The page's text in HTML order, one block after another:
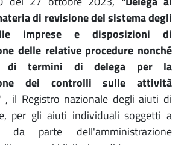
di revisione del sistema degli
imprese e disposizioni di
delle relative procedure nonché
di termini di delega per la
dei controlli sulle attività
, il Registro nazionale degli aiuti di
per gli aiuti individuali soggetti a
da parte dell'amministrazione